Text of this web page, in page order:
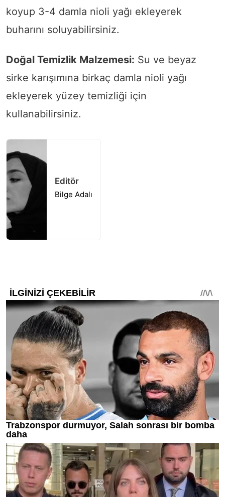
koyup 3-4 damla nioli yağı ekleyerek
buharını soluyabilirsiniz.
Doğal Temizlik Malzemesi: Su ve beyaz
sirke karışımına birkaç damla nioli yağı
ekleyerek yüzey temizliği için
kullanabilirsiniz.
Editör
Bilge Adalı